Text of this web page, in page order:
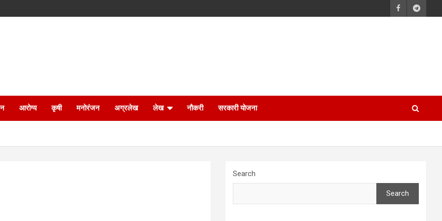
आरोग्य कृषी मनोरंजन अग्रलेख लेख नौकरी सरकारी योजना
Search
Search